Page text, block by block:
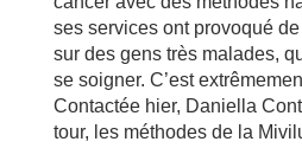
ses services ont provoqué
sur des gens très malades,
se soigner. C’est
Contactée hier, Daniella
tour, les méthodes de la